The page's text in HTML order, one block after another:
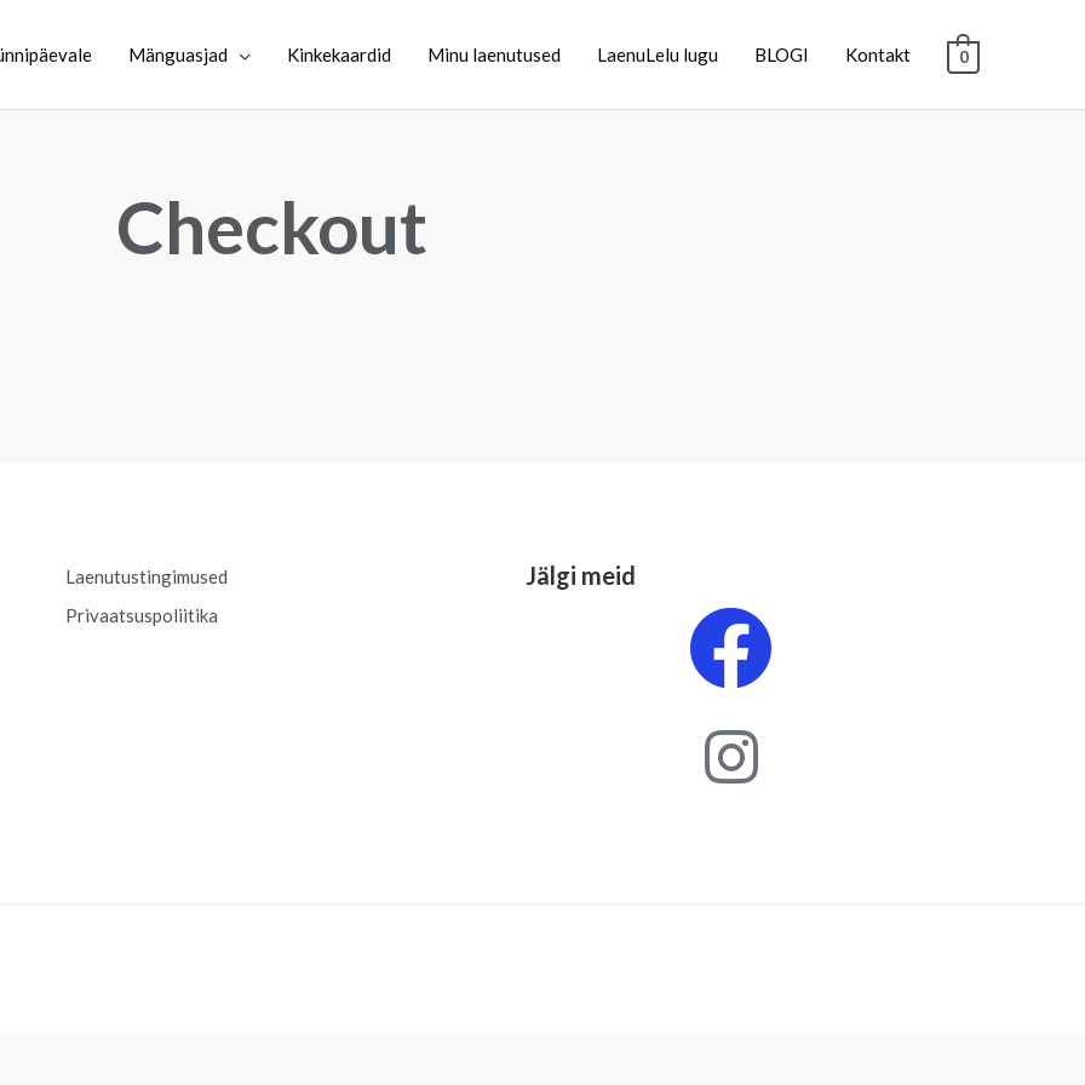
Mänguasjad Kinkekaardid Minu laenutused LaenuLelu lugu BLOGI Kontakt 0
Checkout
Laenutustingimused
Privaatsuspoliitika
Jälgi meid